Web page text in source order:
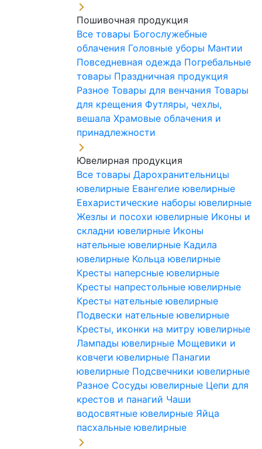
Пошивочная продукция
Все товары Богослужебные
облачения Головные уборы Мантии
Повседневная одежда Погребальные
товары Праздничная продукция
Разное Товары для венчания Товары
для крещения Футляры, чехлы,
вешала Храмовые облачения и
принадлежности
Ювелирная продукция
Все товары Дарохранительницы
ювелирные Евангелие ювелирные
Евхаристические наборы ювелирные
Жезлы и посохи ювелирные Иконы и
складни ювелирные Иконы
нательные ювелирные Кадила
ювелирные Кольца ювелирные
Кресты наперсные ювелирные
Кресты напрестольные ювелирные
Кресты нательные ювелирные
Подвески нательные ювелирные
Кресты, иконки на митру ювелирные
Лампады ювелирные Мощевики и
ковчеги ювелирные Панагии
ювелирные Подсвечники ювелирные
Разное Сосуды ювелирные Цепи для
крестов и панагий Чаши
водосвятные ювелирные Яйца
пасхальные ювелирные